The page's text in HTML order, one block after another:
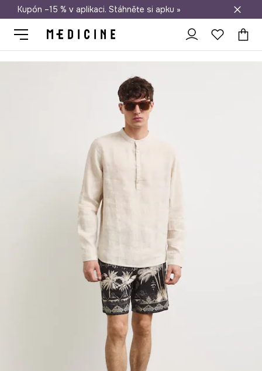
Doprava zdarma při nákupu nad 1 200 Kč
Kupón –15 % v aplikaci. Stáhněte si apku »